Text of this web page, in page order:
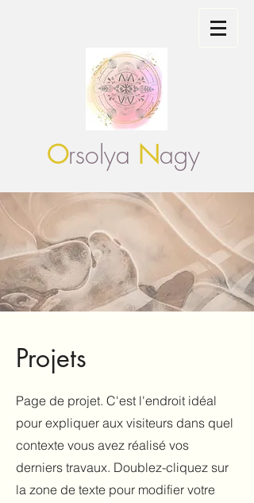
Orsolya Nagy
Projets
Page de projet. C'est l'endroit idéal
pour expliquer aux visiteurs dans quel
contexte vous avez réalisé vos
derniers travaux. Doublez-cliquez sur
la zone de texte pour modifier votre